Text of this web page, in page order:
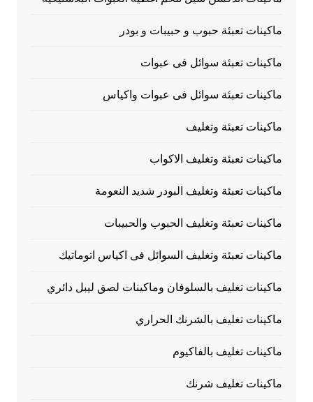
ماكينات تعبئة حبوب و حبيبات و بودر
ماكينات تعبئة سوائل فى عبوات
ماكينات تعبئة سوائل فى عبوات واكياس
ماكينات تعبئة وتغليف
ماكينات تعبئة وتغليف الاكواب
ماكينات تعبئة وتغليف البودر شديد النعومة
ماكينات تعبئة وتغليف الحبوب والحبيبات
ماكينات تعبئة وتغليف السوائل فى اكياس اتوماتيك
ماكينات تغليف بالسلوفان وماكينات لصق ليبل دائري
ماكينات تغليف بالشرنك الحراري
ماكينات تغليف بالفاكيوم
ماكينات تغليف شرنك